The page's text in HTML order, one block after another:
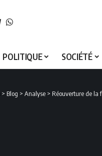
POLITIQUE SOCIÉTÉ
> Blog > Analyse > Réouverture de la